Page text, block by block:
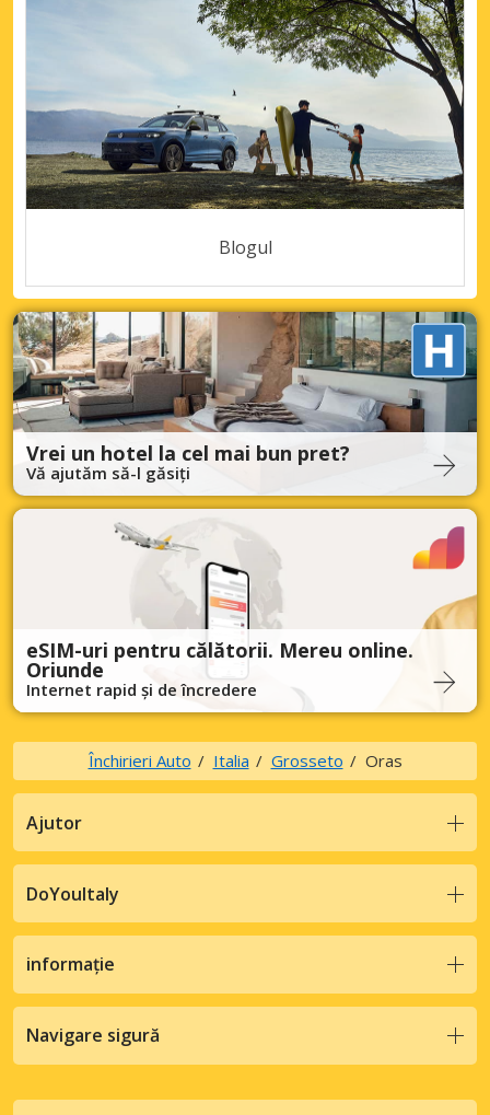
Blogul
Vrei un hotel la cel mai bun pret?
Vă ajutăm să-l găsiți
eSIM-uri pentru călătorii. Mereu online.
Oriunde
Internet rapid și de încredere
Închirieri Auto Italia Grosseto Oras
Ajutor
DoYouItaly
informație
Navigare sigură